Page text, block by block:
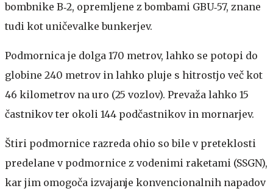
bombnike B‑2, opremljene z bombami GBU‑57, znane
tudi kot uničevalke bunkerjev.
Podmornica je dolga 170 metrov, lahko se potopi do
globine 240 metrov in lahko pluje s hitrostjo več kot
46 kilometrov na uro (25 vozlov). Prevaža lahko 15
častnikov ter okoli 144 podčastnikov in mornarjev.
Štiri podmornice razreda ohio so bile v preteklosti
predelane v podmornice z vodenimi raketami (SSGN),
kar jim omogoča izvajanje konvencionalnih napadov